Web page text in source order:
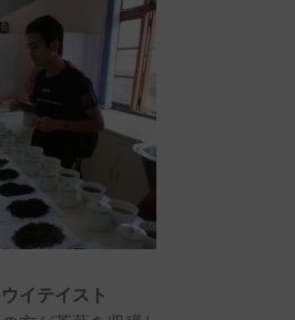
イテイスト